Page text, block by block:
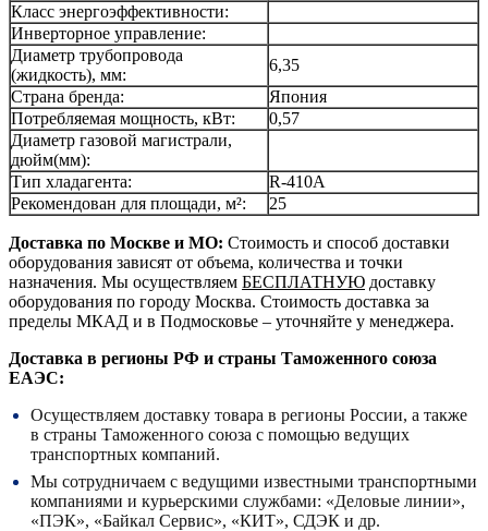
Класс энергоэффективности:
Инверторное управление:
Диаметр трубопровода
(жидкость), мм:
6,35
Страна бренда:
Япония
Потребляемая мощность, кВт:
0,57
Диаметр газовой магистрали,
дюйм(мм):
Тип хладагента:
R-410A
Рекомендован для площади, м²:
25
Доставка по Москве и МО: Стоимость и способ доставки
оборудования зависят от объема, количества и точки
назначения. Мы осуществляем БЕСПЛАТНУЮ доставку
оборудования по городу Москва. Стоимость доставка за
пределы МКАД и в Подмосковье – уточняйте у менеджера.
Доставка в регионы РФ и страны Таможенного союза
ЕАЭС:
Осуществляем доставку товара в регионы России, а также
в страны Таможенного союза с помощью ведущих
транспортных компаний.
Мы сотрудничаем с ведущими известными транспортными
компаниями и курьерскими службами: «Деловые линии»,
«ПЭК», «Байкал Сервис», «КИТ», СДЭК и др.